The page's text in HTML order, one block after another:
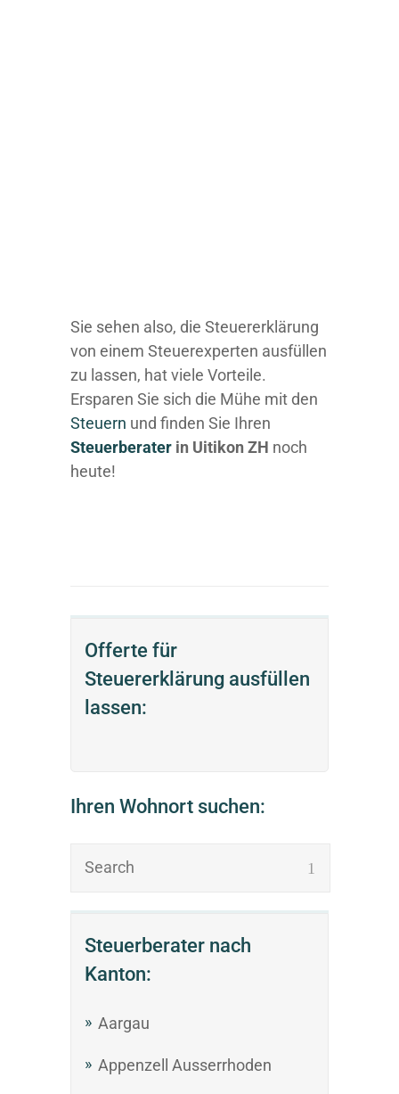
Offerte für
Steuererklärung ausfüllen
lassen:
Ihren Wohnort suchen:
Steuerberater nach
Kanton:
Aargau
Appenzell Ausserrhoden
Sie sehen also, die Steuererklärung
von einem Steuerexperten ausfüllen
zu lassen, hat viele Vorteile.
Ersparen Sie sich die Mühe mit den
Steuern und finden Sie Ihren
Steuerberater in Uitikon ZH noch
heute!